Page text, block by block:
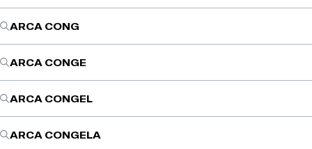
ARCA CONG
ARCA CONGE
ARCA CONGEL
ARCA CONGELA